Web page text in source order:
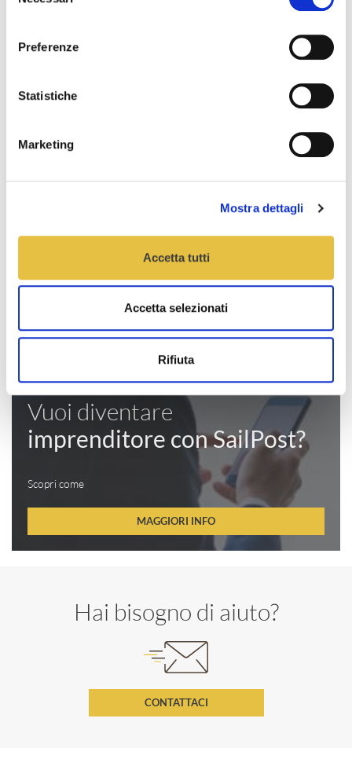
Preferenze
Statistiche
Marketing
Mostra dettagli
Accetta tutti
Accetta selezionati
Rifiuta
Vuoi diventare
imprenditore con SailPost?
Scopri come
MAGGIORI INFO
Hai bisogno di aiuto?
CONTATTACI